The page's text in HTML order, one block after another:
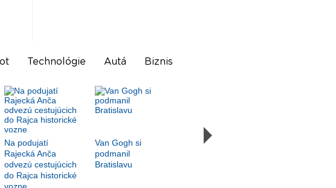
Technológie Autá Biznis
Na podujatí
Rajecká Anča
odvezú cestujúcich
do Rajca historické
vozne
Van Gogh si
podmanil
Bratislavu